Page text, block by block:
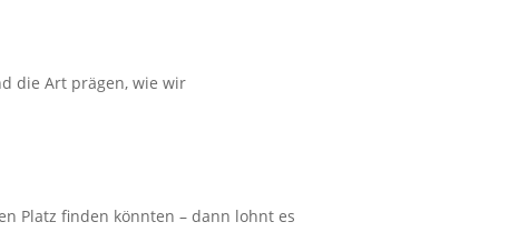
die Art prägen, wie wir
Platz finden könnten – dann lohnt es